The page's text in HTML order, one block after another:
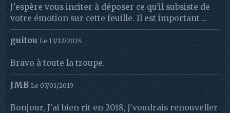
J'espère vous inciter à déposer ce qu'il subsiste de
votre émotion sur cette feuille. Il est important ...
guitou Le 13/12/2024
Bravo à toute la troupe.
JMB Le 07/01/2019
Bonjour, J'ai bien rit en 2018, j'voudrais renouveller